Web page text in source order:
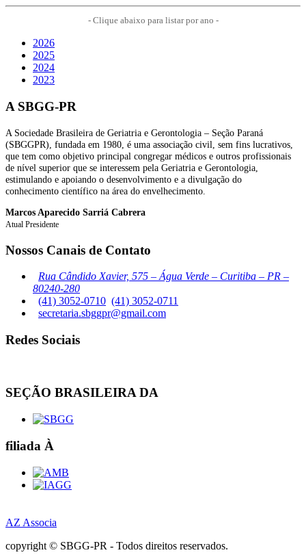
- Clique abaixo para listar por ano -
2026
2025
2024
2023
A SBGG-PR
A Sociedade Brasileira de Geriatria e Gerontologia – Seção Paraná
(SBGGPR), fundada em 1980, é uma associação civil, sem fins lucrativos,
que tem como objetivo principal congregar médicos e outros profissionais
de nível superior que se interessem pela Geriatria e Gerontologia,
estimulando e apoiando o desenvolvimento e a divulgação do
conhecimento científico na área do envelhecimento.
Marcos Aparecido Sarriá Cabrera
Atual Presidente
Nossos Canais de Contato
Rua Cândido Xavier, 575 – Água Verde – Curitiba – PR –
80240-280
(41) 3052-0710 (41) 3052-0711
secretaria.sbggpr@gmail.com
Redes Sociais
SEÇÃO BRASILEIRA DA
filiada À
AZ Associa
copyright © SBGG-PR - Todos direitos reservados.